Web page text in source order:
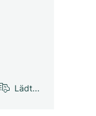
Lädt...